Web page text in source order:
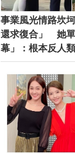
事業風光情路坎
還求復合」 她單
幕」：根本反人類